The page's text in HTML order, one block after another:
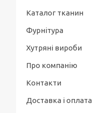
Каталог тканин
Фурнітура
Хутряні вироби
Про компанію
Контакти
Доставка і оплата